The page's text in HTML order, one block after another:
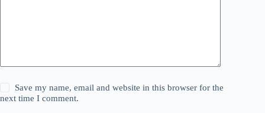
Save my name, email and website in this browser for the
next time I comment.